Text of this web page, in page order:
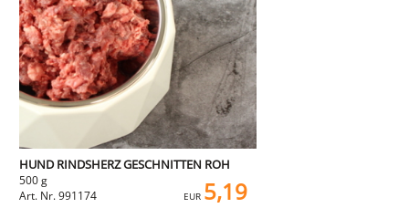
NEMETZ-DOGS
Hundefutter
nass
trocken
Belcando
Barf-Zusätze
Katzenfutter
Gutschein kaufen
HUND RINDSHERZ GESCHNITTEN ROH
500 g
Art. Nr. 991174
EUR 5,19